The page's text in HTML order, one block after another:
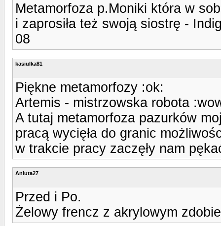
Metamorfoza p.Moniki która w
i zaprosiła też swoją siostrę -
08
kasiulka81
Piękne metamorfozy :ok:
Artemis - mistrzowska robota
A tutaj metamorfoza pazurków
pracą wycięła do granic
w trakcie pracy zaczęły nam
Aniuta27
Przed i Po.
Żelowy frencz z akrylowym